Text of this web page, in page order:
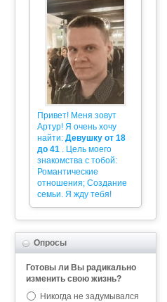
Привет! Меня зовут
Артур! Я очень хочу
найти: Девушку от 18
до 41 . Цель моего
знакомства с тобой:
Романтические
отношения; Создание
семьи. Я жду тебя!
Опросы
Готовы ли Вы радикально
изменить свою жизнь?
Никогда не задумывался